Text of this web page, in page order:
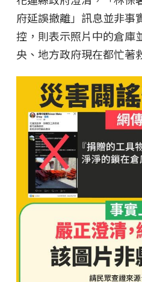
府延誤撤離」訊息並非事
控，則表示照片中的倉庫
央、地方政府現在都忙著